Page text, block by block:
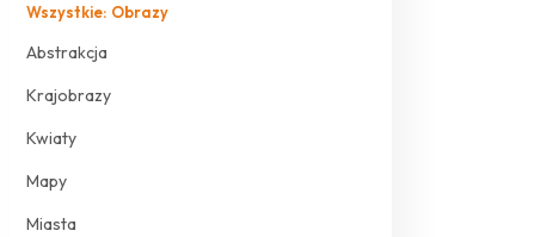
Wszystkie: Obrazy
Abstrakcja
Krajobrazy
Kwiaty
Mapy
Miasta